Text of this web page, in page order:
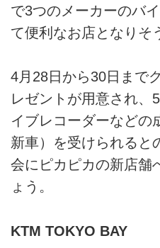
で3つのメーカーのバ
て便利なお店となりそ
4月28日から30日まで
レゼントが用意され、
イブレコーダーなどの
新車）を受けられると
会にピカピカの新店舗
ょう。
KTM TOKYO BAY